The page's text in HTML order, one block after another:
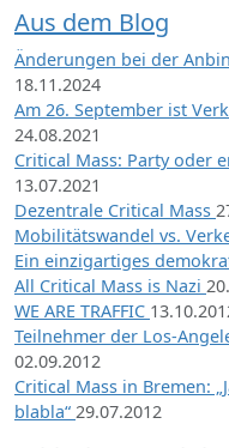
Aus dem Blog
Änderungen bei der
18.11.2024
Am 26. September ist
24.08.2021
Critical Mass: Party oder
13.07.2021
Dezentrale Critical Mass
Mobilitätswandel vs.
Ein einzigartiges
All Critical Mass is Nazi
WE ARE TRAFFIC
Teilnehmer der Los-
02.09.2012
Critical Mass in Bremen:
blabla“ 29.07.2012